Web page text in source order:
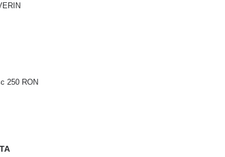
250 RON